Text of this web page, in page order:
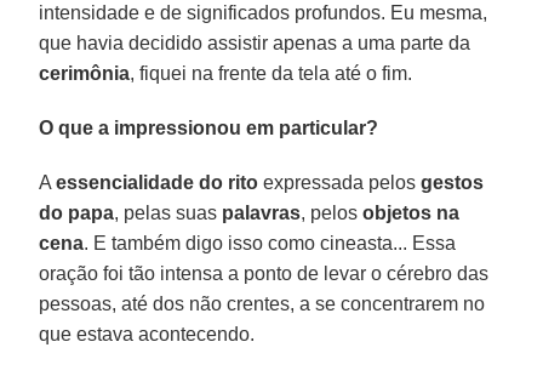
intensidade e de significados profundos. Eu mesma,
que havia decidido assistir apenas a uma parte da
cerimônia, fiquei na frente da tela até o fim.
O que a impressionou em particular?
Aessencialidade do rito expressada pelosgestos
do papa, pelas suas palavras, pelosobjetos na
cena. E também digo isso como cineasta... Essa
oração foi tão intensa a ponto de levar o cérebro das
pessoas, até dos não crentes, a se concentrarem no
que estava acontecendo.